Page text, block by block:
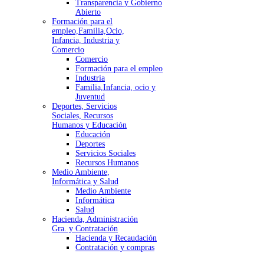
Transparencia y Gobierno
Abierto
Formación para el
empleo,Familia,Ocio,
Infancia, Industria y
Comercio
Comercio
Formación para el empleo
Industria
Familia,Infancia, ocio y
Juventud
Deportes, Servicios
Sociales, Recursos
Humanos y Educación
Educación
Deportes
Servicios Sociales
Recursos Humanos
Medio Ambiente,
Informática y Salud
Medio Ambiente
Informática
Salud
Hacienda, Administración
Gra. y Contratación
Hacienda y Recaudación
Contratación y compras